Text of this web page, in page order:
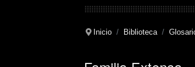
Inicio Biblioteca